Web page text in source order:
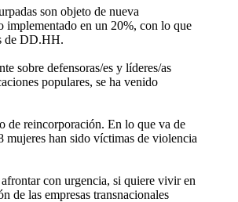
son objeto de nueva
implementado en un 20%, con lo que
de DD.HH.
sobre defensoras/es y líderes/as
populares, se ha venido
de reincorporación. En lo que va de
mujeres han sido víctimas de violencia
con urgencia, si quiere vivir en
de las empresas transnacionales